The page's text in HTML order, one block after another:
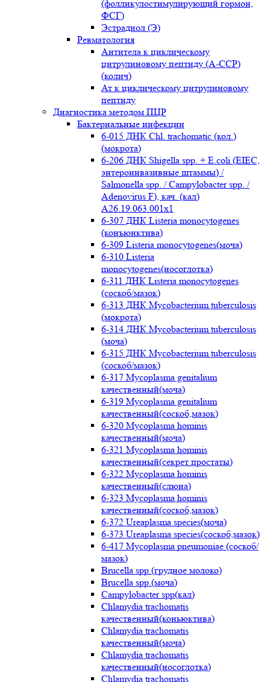
(фолликулостимулирующий гормон,
ФСГ)
Эстрадиол (Э)
Ревматология
Антитела к циклическому
цитрулиновому пептиду (A-ССР)
(колич)
Ат к циклическому цитрулиновому
пептиду
Диагностика методом ПЦР
Бактериальные инфекции
6-015 ДНК Chl. trachomatic (кол.)
(мокрота)
6-206 ДНК Shigella spp. + E.coli (EIEC,
энтероинвазивные штаммы) /
Salmonella spp. / Campylobacter spp. /
Adenovirus F), кач. (кал)
A26.19.063.001x1
6-307 ДНК Listeria monocytogenes
(конъюнктива)
6-309 Listeria monocytogenes(моча)
6-310 Listeria
monocytogenes(носоглотка)
6-311 ДНК Listeria monocytogenes
(соскоб/мазок)
6-313 ДНК Mycobacterium tuberculosis
(мокрота)
6-314 ДНК Mycobacterium tuberculosis
(моча)
6-315 ДНК Mycobacterium tuberculosis
(соскоб/мазок)
6-317 Mycoplasma genitalium
качественный(моча)
6-319 Mycoplasma genitalium
качественный(соскоб,мазок)
6-320 Mycoplasma hominis
качественный(моча)
6-321 Mycoplasma hominis
качественный(секрет простаты)
6-322 Mycoplasma hominis
качественный(слюна)
6-323 Mycoplasma hominis
качественный(соскоб,мазок)
6-372 Ureaplasma species(моча)
6-373 Ureaplasma species(соскоб,мазок)
6-417 Mycoplasma pneumoniae (соскоб/
мазок)
Brucella spp.(грудное молоко)
Brucella spp.(моча)
Campylobacter spp(кал)
Chlamydia trachomatis
качественный(коньюктива)
Chlamydia trachomatis
качественный(моча)
Chlamydia trachomatis
качественный(носоглотка)
Chlamydia trachomatis